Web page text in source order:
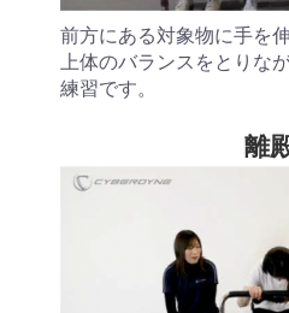
前方にある対象物に手を
上体のバランスをとりな
練習です。
離